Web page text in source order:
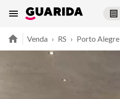
Venda › RS › Porto Alegre